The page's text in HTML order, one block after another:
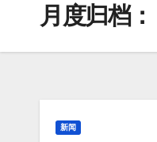
月度归档：
新闻